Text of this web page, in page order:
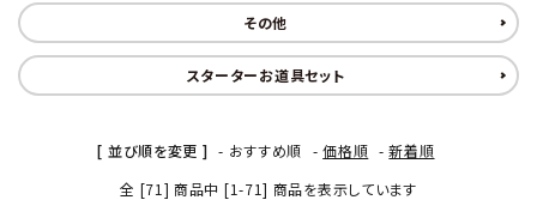
デコレーション材料 その他
スターターお道具セット
[ 並び順を変更 ] - おすすめ順 -価格順 -新着順
全 [71] 商品中 [1-71] 商品を表示しています